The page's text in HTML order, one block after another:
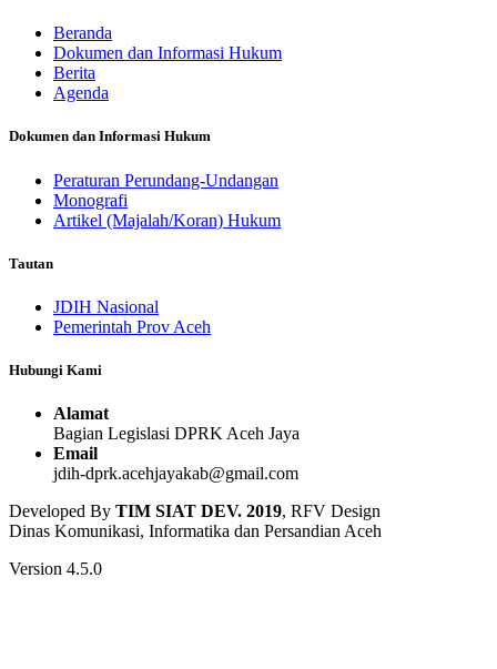
Beranda
Dokumen dan Informasi Hukum
Berita
Agenda
Dokumen dan Informasi Hukum
Peraturan Perundang-Undangan
Monografi
Artikel (Majalah/Koran) Hukum
Tautan
JDIH Nasional
Pemerintah Prov Aceh
Hubungi Kami
Alamat
Bagian Legislasi DPRK Aceh Jaya
Email
jdih-dprk.acehjayakab@gmail.com
Developed By TIM SIAT DEV. 2019, RFV Design
Dinas Komunikasi, Informatika dan Persandian Aceh
Version 4.5.0